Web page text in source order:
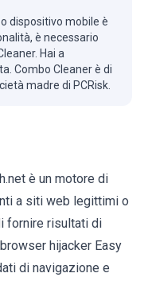
dispositivo mobile è
è necessario
Hai a
Combo Cleaner è di
madre di PCRisk.
è un motore di
a siti web legittimi o
fornire risultati di
hijacker Easy
di navigazione e